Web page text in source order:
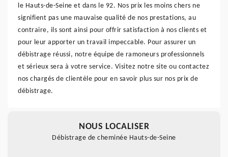
le Hauts-de-Seine et dans le 92. Nos prix les moins chers ne
signifient pas une mauvaise qualité de nos prestations, au
contraire, ils sont ainsi pour offrir satisfaction à nos clients et
pour leur apporter un travail impeccable. Pour assurer un
débistrage réussi, notre équipe de ramoneurs professionnels
et sérieux sera à votre service. Visitez notre site ou contactez
nos chargés de clientèle pour en savoir plus sur nos prix de
débistrage.
NOUS LOCALISER
Débistrage de cheminée Hauts-de-Seine